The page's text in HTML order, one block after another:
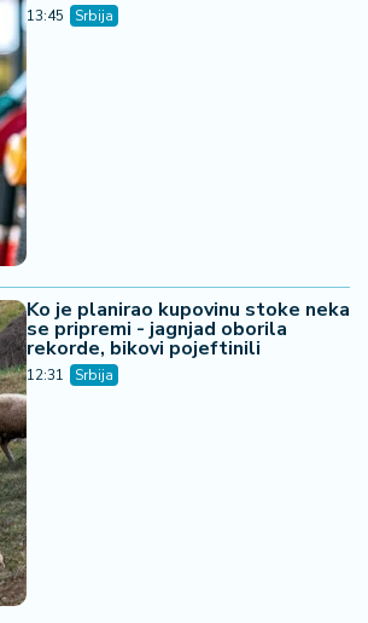
13:45 Srbija
Ko je planirao kupovinu stoke neka
se pripremi - jagnjad oborila
rekorde, bikovi pojeftinili
12:31 Srbija